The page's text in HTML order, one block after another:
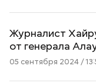
Журналист
от генерала
05 сентября 2024 /